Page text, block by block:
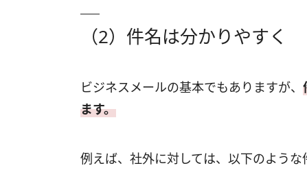
（2）件名は分かりやすく
ビジネスメールの基本でもありますが、
ます。
例えば、社外に対しては、以下のような